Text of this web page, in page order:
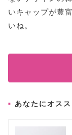
いキャップが豊
いね。
あなたにオス